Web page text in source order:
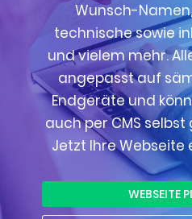
Wunsch-Namen,
technische sowie
und vielem mehr.
angepasst auf
Endgeräte und
auch per CMS
Jetzt Ihre Webseite
WEBSEITE